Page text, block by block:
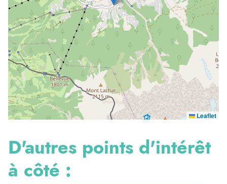
Leaflet
D'autres points d'intérêt
à côté :